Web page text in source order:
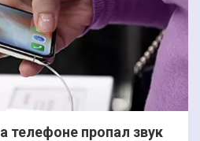
телефоне пропал звук